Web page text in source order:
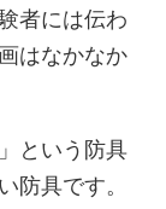
者には伝わ
はなかなか
という防具
防具です。